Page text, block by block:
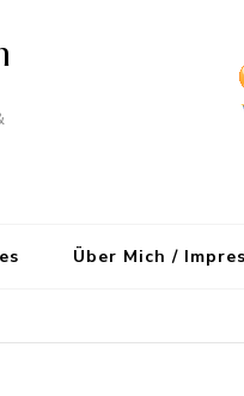
Über Mich /